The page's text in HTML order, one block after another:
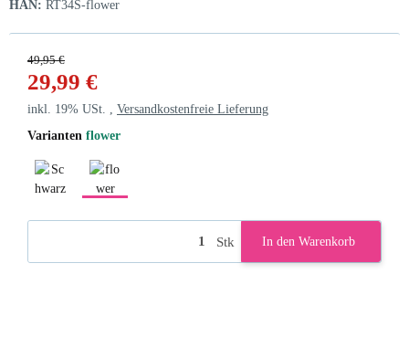
HAN: RT34S-flower
49,95 €
29,99 €
inkl. 19% USt. , Versandkostenfreie Lieferung
Varianten flower
Stk In den Warenkorb